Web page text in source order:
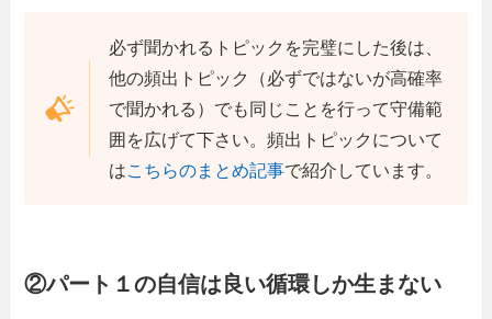
必ず聞かれるトピックを完璧にした後は、
他の頻出トピック（必ずではないが高確率
で聞かれる）でも同じことを行って守備範
囲を広げて下さい。頻出トピックについて
はこちらのまとめ記事で紹介しています。
②パート１の自信は良い循環しか生まない